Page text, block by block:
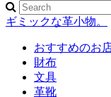
ギミックな革小物。
おすすめのお
財布
文具
革靴